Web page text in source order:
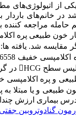
در خانم‌های
مقایسه‌ای بر روی 75
بیماری ارزش
گنادوتروبین جفتی